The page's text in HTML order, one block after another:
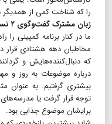
را که شناخت کمی از همدیگر
زبان مشترک گفت‌و‌گوی ۲ نسل
ما در کنار برنامه کمپینی
مخاطبان دهه هشتادی
که دنبال‌کننده‌هایش و
درباره موضوعات به روز و
بیشتری گرفتیم. به عنوان
توجه قرار گرفت یا
برایشان موضوع جذابی بود.